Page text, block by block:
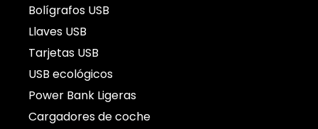
Bolígrafos USB
Llaves USB
Tarjetas USB
USB ecológicos
Power Bank Ligeras
Cargadores de coche